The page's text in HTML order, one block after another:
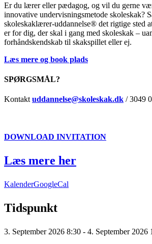
Er du lærer eller pædagog, og vil du gerne
innovative undervisningsmetode skoleskak?
skoleskaklærer-uddannelse® det rigtige sted
er for dig, der skal i gang med skoleskak –
forhåndskendskab til skakspillet eller ej.
Læs mere og book plads
SPØRGSMÅL?
Kontaktuddannelse@skoleskak.dk / 3049
DOWNLOAD INVITATION
Læs mere her
KalenderGoogleCal
Tidspunkt
3. September 2026 8:30 - 4. September 2026